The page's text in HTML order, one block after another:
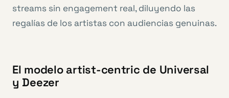
streams sin engagement real, diluyendo las
regalías de los artistas con audiencias genuinas.
El modelo artist-centric de Universal
y Deezer